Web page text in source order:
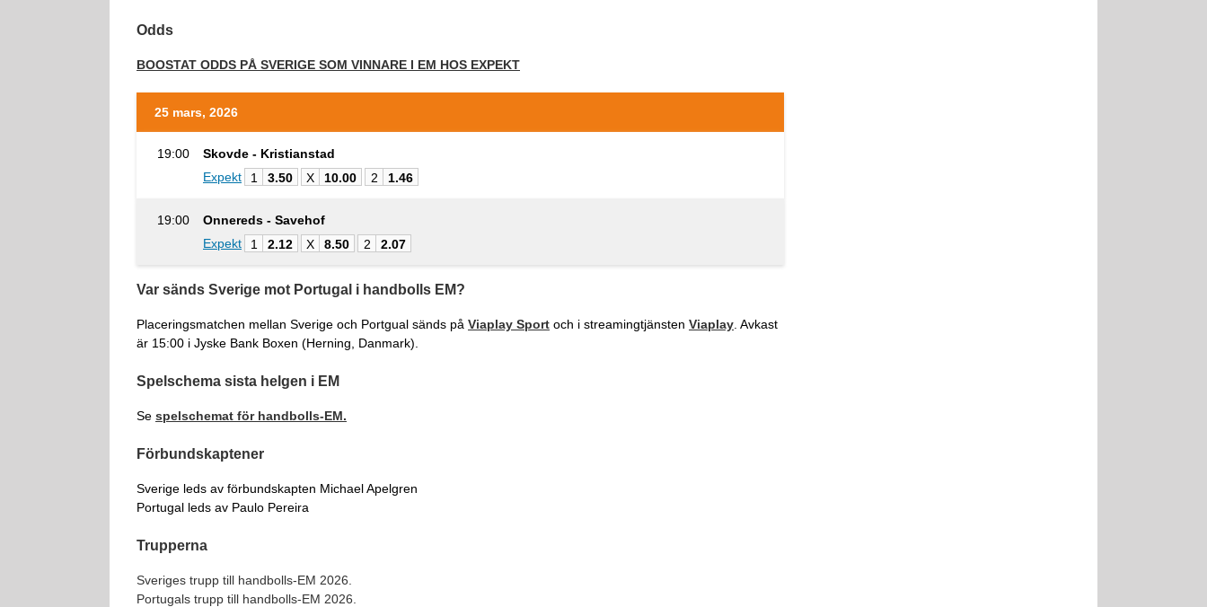
Odds
BOOSTAT ODDS PÅ SVERIGE SOM VINNARE I EM HOS EXPEKT
25 mars, 2026
19:00
Skovde - Kristianstad
Expekt
1 3.50 X 10.00 2 1.46
19:00
Onnereds - Savehof
Expekt
1 2.12 X 8.50 2 2.07
Var sänds Sverige mot Portugal i handbolls EM?
Placeringsmatchen mellan Sverige och Portgual sänds på Viaplay Sport och i streamingtjänsten Viaplay . Avkast
är 15:00 i Jyske Bank Boxen (Herning, Danmark).
Spelschema sista helgen i EM
Se spelschemat för handbolls-EM.
Förbundskaptener
Sverige leds av förbundskapten Michael Apelgren
Portugal leds av Paulo Pereira
Trupperna
Sveriges trupp till handbolls-EM 2026.
Portugals trupp till handbolls-EM 2026.